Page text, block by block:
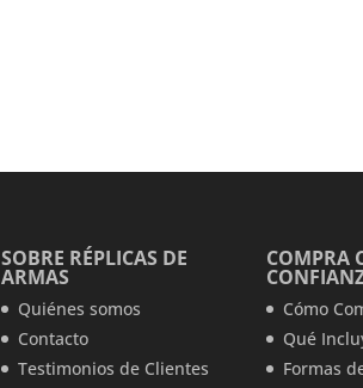
SOBRE RÉPLICAS DE
ARMAS
Quiénes somos
Contacto
Testimonios de Clientes
COMPRA
Cómo
Qué
Formas